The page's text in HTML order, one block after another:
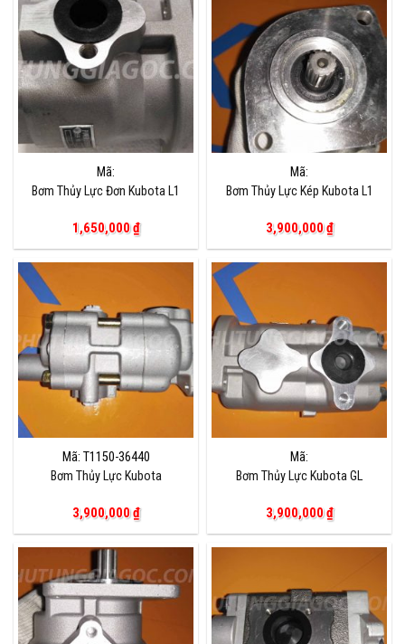
Mã:
Bơm Thủy Lực Đơn Kubota L1
1,650,000₫
Mã:
Bơm Thủy Lực Kép Kubota L1
3,900,000₫
Mã: T1150-36440
Bơm Thủy Lực Kubota
3,900,000₫
Mã:
Bơm Thủy Lực Kubota GL
3,900,000₫